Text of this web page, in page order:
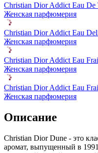
Christian Dior Addict Eau De
Женская парфюмерия
Christian Dior Addict Eau
Женская парфюмерия
Christian Dior Addict Eau
Женская парфюмерия
Christian Dior Addict Eau
Женская парфюмерия
Описание
Christian Dior Dune - это
аромат, выпущенный в